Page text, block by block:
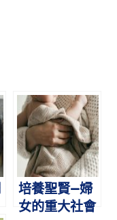
培養聖賢—婦
女的重大社會